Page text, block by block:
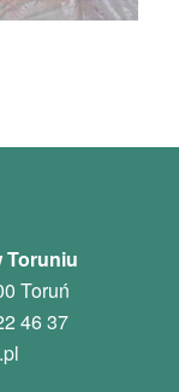
Toruniu
Toruń
46 37